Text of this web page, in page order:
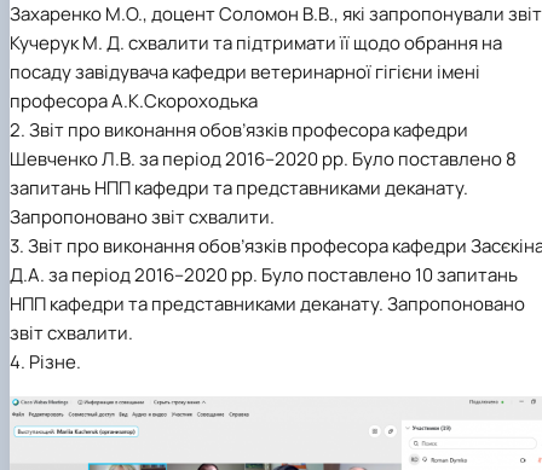
Захаренко М.О., доцент Соломон В.В., які запропонували звіт
Кучерук М. Д. схвалити та підтримати її щодо обрання на
посаду завідувача кафедри ветеринарної гігієни імені
професора А.К.Скороходька
2. Звіт про виконання обов’язків професора кафедри
Шевченко Л.В. за період 2016–2020 рр. Було поставлено 8
запитань НПП кафедри та представниками деканату.
Запропоновано звіт схвалити.
3. Звіт про виконання обов’язків професора кафедри
Д.А. за період 2016–2020 рр. Було поставлено 10 запитань
НПП кафедри та представниками деканату. Запропоновано
звіт схвалити.
4. Різне.